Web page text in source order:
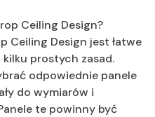
Ceiling Design?
Ceiling Design jest łatwe
prostych zasad.
odpowiednie panele
do wymiarów i
te powinny być